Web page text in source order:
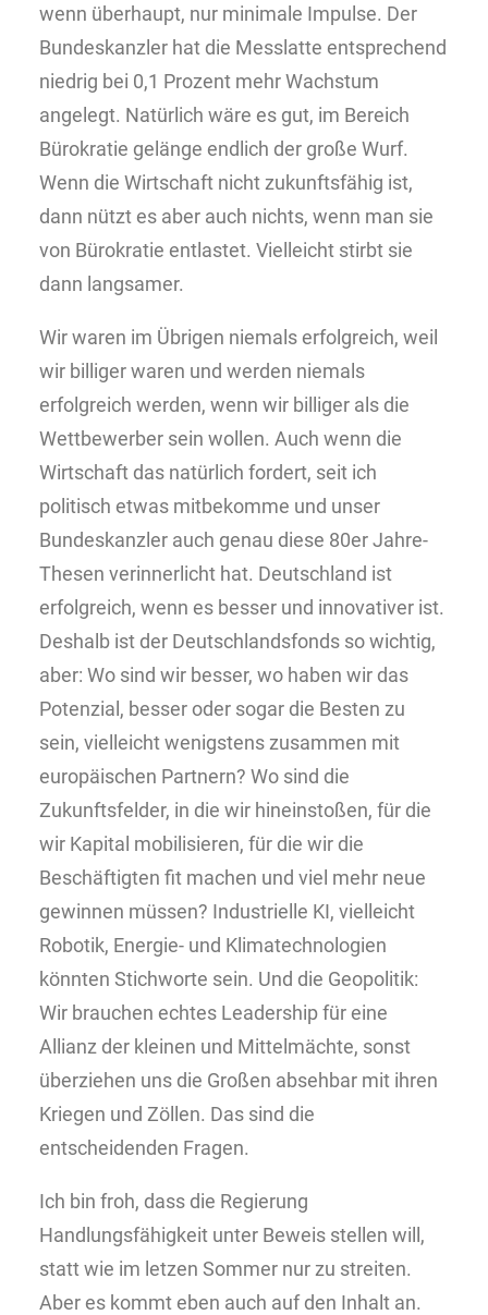
wenn überhaupt, nur minimale Impulse. Der
Bundeskanzler hat die Messlatte entsprechend
niedrig bei 0,1 Prozent mehr Wachstum
angelegt. Natürlich wäre es gut, im Bereich
Bürokratie gelänge endlich der große Wurf.
Wenn die Wirtschaft nicht zukunftsfähig ist,
dann nützt es aber auch nichts, wenn man sie
von Bürokratie entlastet. Vielleicht stirbt sie
dann langsamer.
Wir waren im Übrigen niemals erfolgreich, weil
wir billiger waren und werden niemals
erfolgreich werden, wenn wir billiger als die
Wettbewerber sein wollen. Auch wenn die
Wirtschaft das natürlich fordert, seit ich
politisch etwas mitbekomme und unser
Bundeskanzler auch genau diese 80er Jahre-
Thesen verinnerlicht hat. Deutschland ist
erfolgreich, wenn es besser und innovativer ist.
Deshalb ist der Deutschlandsfonds so wichtig,
aber: Wo sind wir besser, wo haben wir das
Potenzial, besser oder sogar die Besten zu
sein, vielleicht wenigstens zusammen mit
europäischen Partnern? Wo sind die
Zukunftsfelder, in die wir hineinstoßen, für die
wir Kapital mobilisieren, für die wir die
Beschäftigten fit machen und viel mehr neue
gewinnen müssen? Industrielle KI, vielleicht
Robotik, Energie- und Klimatechnologien
könnten Stichworte sein. Und die Geopolitik:
Wir brauchen echtes Leadership für eine
Allianz der kleinen und Mittelmächte, sonst
überziehen uns die Großen absehbar mit ihren
Kriegen und Zöllen. Das sind die
entscheidenden Fragen.
Ich bin froh, dass die Regierung
Handlungsfähigkeit unter Beweis stellen will,
statt wie im letzen Sommer nur zu streiten.
Aber es kommt eben auch auf den Inhalt an.